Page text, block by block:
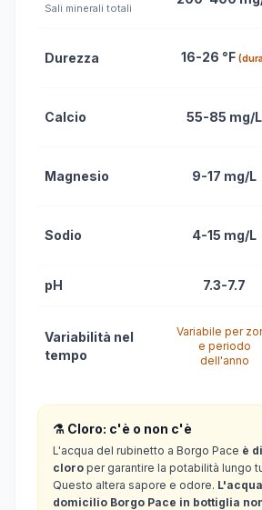
Sali minerali totali
Durezza 16-26 °F
Calcio 55-85 mg/L
Magnesio 9-17 mg/L
Sodio 4-15 mg/L
pH 7.3-7.7
Variabilità nel
tempo
Variabile per
e periodo
dell'anno
⚗️ Cloro: c'è o non c'è
L'acqua del rubinetto a Borgo Pace è
cloro per garantire la potabilità lungo
Questo altera sapore e odore.
domicilio Borgo Pace in bottiglia